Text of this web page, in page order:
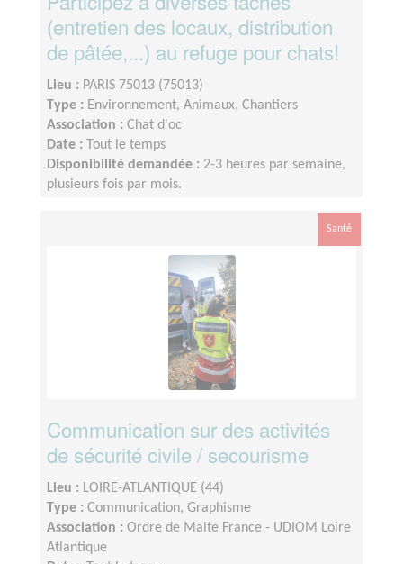
(entretien des locaux, distribution
de pâtée,...) au refuge pour chats!
Lieu : PARIS 75013 (75013)
Type : Environnement, Animaux, Chantiers
Association : Chat d'oc
Date :
Tout le temps
Disponibilité demandée : 2-3 heures par semaine,
plusieurs fois par mois.
Santé
Communication sur des activités
de sécurité civile / secourisme
Lieu : LOIRE-ATLANTIQUE (44)
Type : Communication, Graphisme
Association : Ordre de Malte France - UDIOM Loire
Atlantique